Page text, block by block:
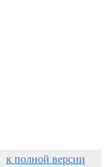
к полной версии